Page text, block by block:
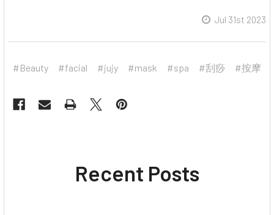
Jul 31st 2023
#Beauty #facial #jujy #mask #spa #刮痧 #按摩
Recent Posts